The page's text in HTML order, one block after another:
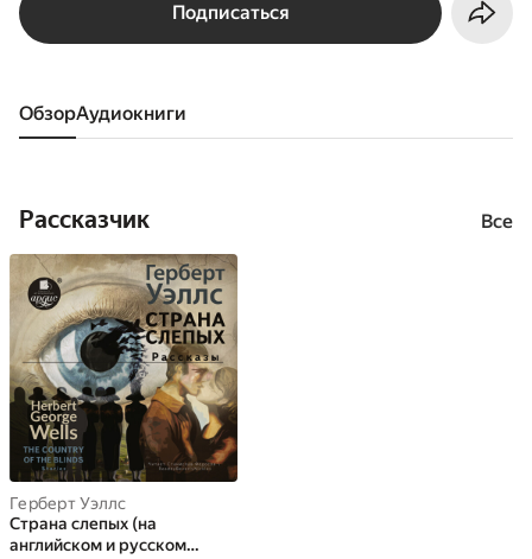
Подписаться
Обзор аудиокниги
Рассказчик Все
Герберт Уэллс
Страна слепых (на
английском и русском